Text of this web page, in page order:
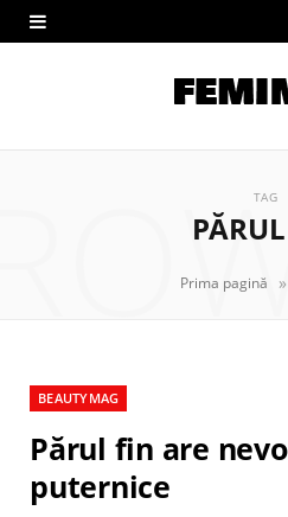
TAG
Prima pagină »
BEAUTYMAG
Părul fin are
puternice